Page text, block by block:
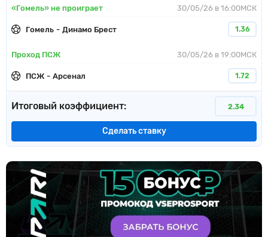
«Гомель» не проиграет 30/05/26 в 16:00МСК
Гомель - Динамо Брест 1.36
Проход ПСЖ 30/05/26 в 19:00МСК
ПСЖ - Арсенал 1.72
Итоговый коэффициент: 2.34
Сделать ставку